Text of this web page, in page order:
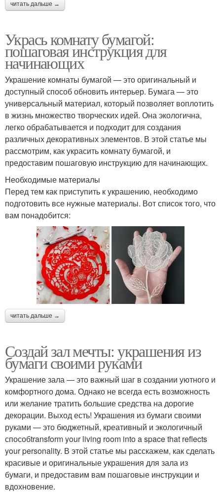
читать дальше →
Укрась комнату бумагой:
пошаговая инструкция для
начинающих
Украшение комнаты бумагой — это оригинальный и
доступный способ обновить интерьер. Бумага — это
универсальный материал, который позволяет воплотить
в жизнь множество творческих идей. Она экологична,
легко обрабатывается и подходит для создания
различных декоративных элементов. В этой статье мы
рассмотрим, как украсить комнату бумагой, и
предоставим пошаговую инструкцию для начинающих.
Необходимые материалы
Перед тем как приступить к украшению, необходимо
подготовить все нужные материалы. Вот список того, что
вам понадобится:
читать дальше →
Создай зал мечты: украшения из
бумаги своими руками
Украшение зала — это важный шаг в создании уютного и
комфортного дома. Однако не всегда есть возможность
или желание тратить большие средства на дорогие
декорации. Выход есть! Украшения из бумаги своими
руками — это бюджетный, креативный и экологичный
способtransform your living room into a space that reflects
your personality. В этой статье мы расскажем, как сделать
красивые и оригинальные украшения для зала из
бумаги, и предоставим вам пошаговые инструкции и
вдохновение.